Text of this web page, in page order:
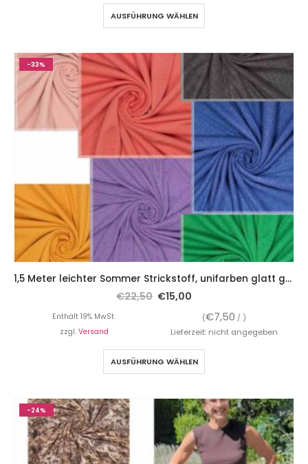
AUSFÜHRUNG WÄHLEN
-33%
1,5 Meter leichter Sommer Strickstoff, unifarben glatt gestrickt
€22,50 €15,00
Enthält 19% MwSt. (€7,50 / )
zzgl. Versand Lieferzeit: nicht angegeben
AUSFÜHRUNG WÄHLEN
-24%